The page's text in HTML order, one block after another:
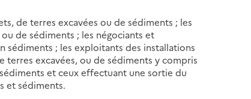
de terres excavées ou de sédiments ; les
de sédiments ; les négociants et
sédiments ; les exploitants des installations
excavées, ou de sédiments y compris
et ceux effectuant une sortie du
et sédiments.